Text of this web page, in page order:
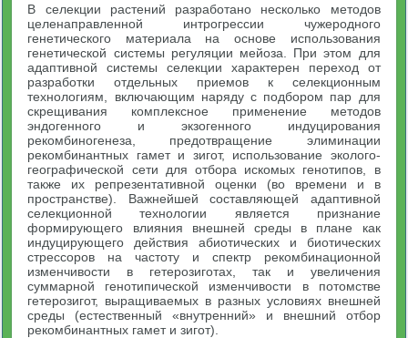
В селекции растений разработано несколько методов
целенаправленной интрогрессии чужеродного
генетического материала на основе использования
генетической системы регуляции мейоза. При этом для
адаптивной системы селекции характерен переход от
разработки отдельных приемов к селекционным
технологиям, включающим наряду с подбором пар для
скрещивания комплексное применение методов
эндогенного и экзогенного индуцирования
рекомбиногенеза, предотвращение элиминации
рекомбинантных гамет и зигот, использование эколого-
географической сети для отбора искомых генотипов, в
также их репрезентативной оценки (во времени и в
пространстве). Важнейшей составляющей адаптивной
селекционной технологии является признание
формирующего влияния внешней среды в плане как
индуцирующего действия абиотических и биотических
стрессоров на частоту и спектр рекомбинационной
изменчивости в гетерозиготах, так и увеличения
суммарной генотипической изменчивости в потомстве
гетерозигот, выращиваемых в разных условиях внешней
среды (естественный «внутренний» и внешний отбор
рекомбинантных гамет и зигот).